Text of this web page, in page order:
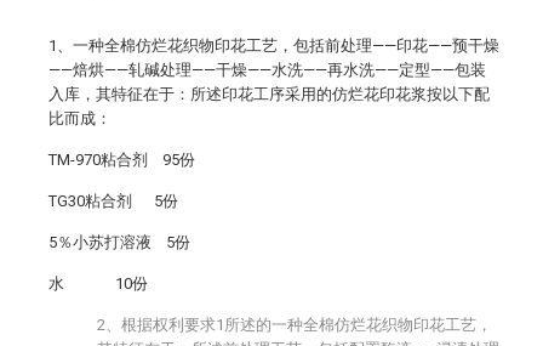
1、一种全棉仿烂花织物印花工艺，包括前处理——印花——预干燥
——焙烘——轧碱处理——干燥——水洗——再水洗——定型——包装
入库，其特征在于：所述印花工序采用的仿烂花印花浆按以下配
比而成：
TM-970粘合剂 95份
TG30粘合剂 5份
5％小苏打溶液 5份
水 10份
2、根据权利要求1所述的一种全棉仿烂花织物印花工艺，